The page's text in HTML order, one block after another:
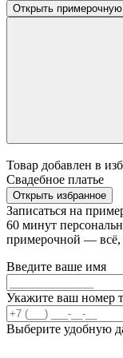
Открыть примерочную
Товар добавлен в
Свадебное платье
Открыть избранное
Записаться на
60 минут
примерочной — всё,
Введите ваше имя
Укажите ваш номер
Выберите удобную